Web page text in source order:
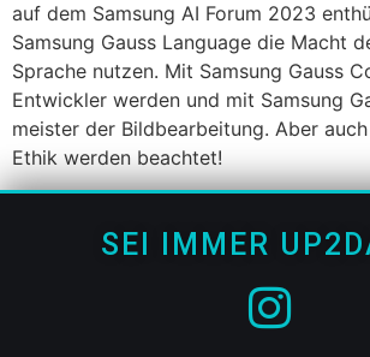
auf dem Samsung AI Forum 2023
Samsung Gauss Language die Macht
Sprache nutzen. Mit Samsung Gauss
Entwickler werden und mit Samsung
meister der Bildbearbeitung. Aber
Ethik werden beachtet!
SEI IMMER